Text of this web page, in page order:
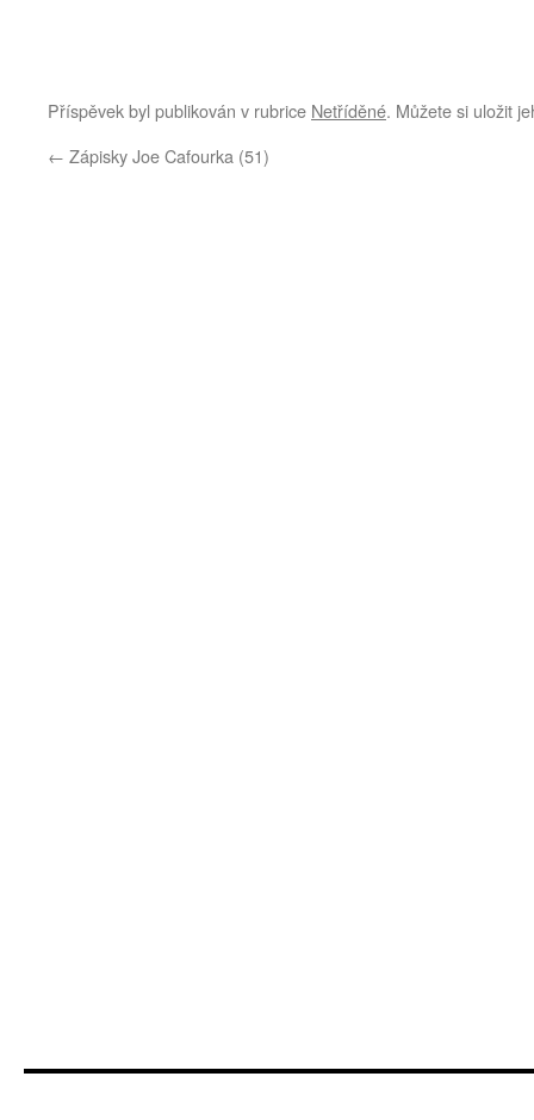
Příspěvek byl publikován v rubrice Netříděné. Můžete si uložit
← Zápisky Joe Cafourka (51)